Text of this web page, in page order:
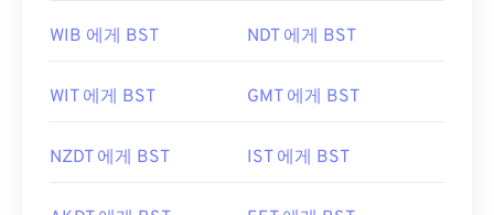
WIB 에게 BST NDT 에게 BST
WIT 에게 BST GMT 에게 BST
NZDT 에게 BST IST 에게 BST